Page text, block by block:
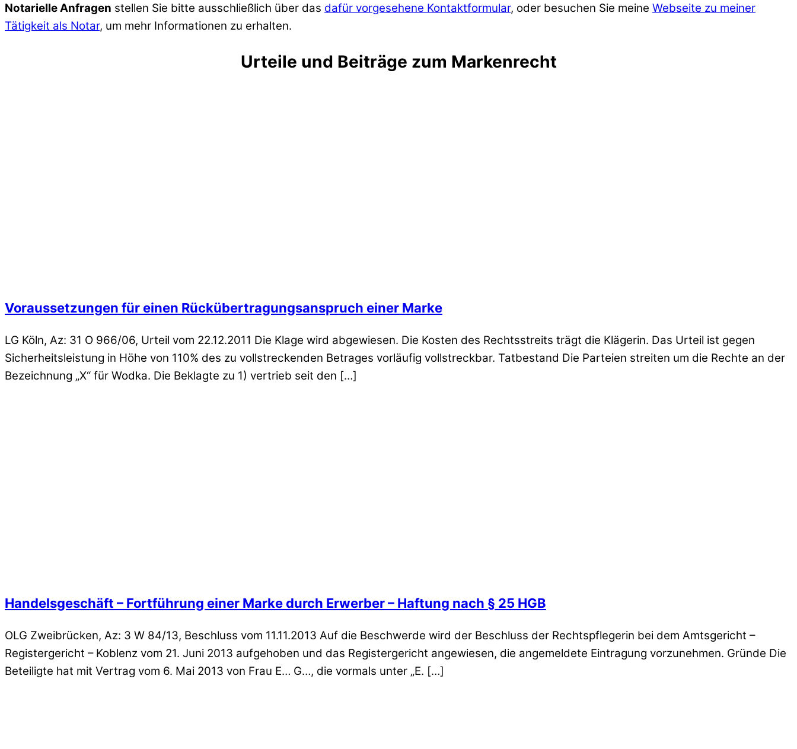
Notarielle Anfragen stellen Sie bitte ausschließlich über das dafür vorgesehene Kontaktformular, oder besuchen Sie meine Webseite zu meiner
Tätigkeit als Notar, um mehr Informationen zu erhalten.
Urteile und Beiträge zum Markenrecht
Voraussetzungen für einen Rückübertragungsanspruch einer Marke
LG Köln, Az: 31 O 966/06, Urteil vom 22.12.2011 Die Klage wird abgewiesen. Die Kosten des Rechtsstreits trägt die Klägerin. Das Urteil ist gegen
Sicherheitsleistung in Höhe von 110% des zu vollstreckenden Betrages vorläufig vollstreckbar. Tatbestand Die Parteien streiten um die Rechte an der
Bezeichnung „X“ für Wodka. Die Beklagte zu 1) vertrieb seit den […]
Handelsgeschäft – Fortführung einer Marke durch Erwerber – Haftung nach § 25 HGB
OLG Zweibrücken, Az: 3 W 84/13, Beschluss vom 11.11.2013 Auf die Beschwerde wird der Beschluss der Rechtspflegerin bei dem Amtsgericht –
Registergericht – Koblenz vom 21. Juni 2013 aufgehoben und das Registergericht angewiesen, die angemeldete Eintragung vorzunehmen. Gründe Die
Beteiligte hat mit Vertrag vom 6. Mai 2013 von Frau E… G…, die vormals unter „E. […]